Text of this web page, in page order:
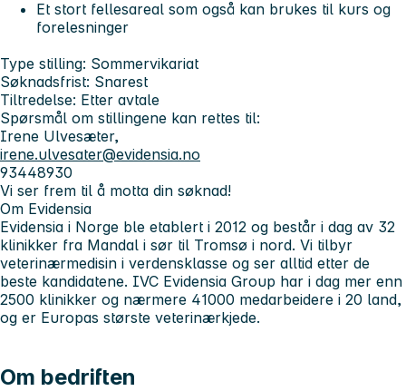
Et stort fellesareal som også kan brukes til kurs og
forelesninger
Type stilling: Sommervikariat
Søknadsfrist: Snarest
Tiltredelse: Etter avtale
Spørsmål om stillingene kan rettes til:
Irene Ulvesæter,
irene.ulvesater@evidensia.no
93448930
Vi ser frem til å motta din søknad!
Om Evidensia
Evidensia i Norge ble etablert i 2012 og består i dag av 32
klinikker fra Mandal i sør til Tromsø i nord. Vi tilbyr
veterinærmedisin i verdensklasse og ser alltid etter de
beste kandidatene. IVC Evidensia Group har i dag mer enn
2500 klinikker og nærmere 41000 medarbeidere i 20 land,
og er Europas største veterinærkjede.
Om bedriften